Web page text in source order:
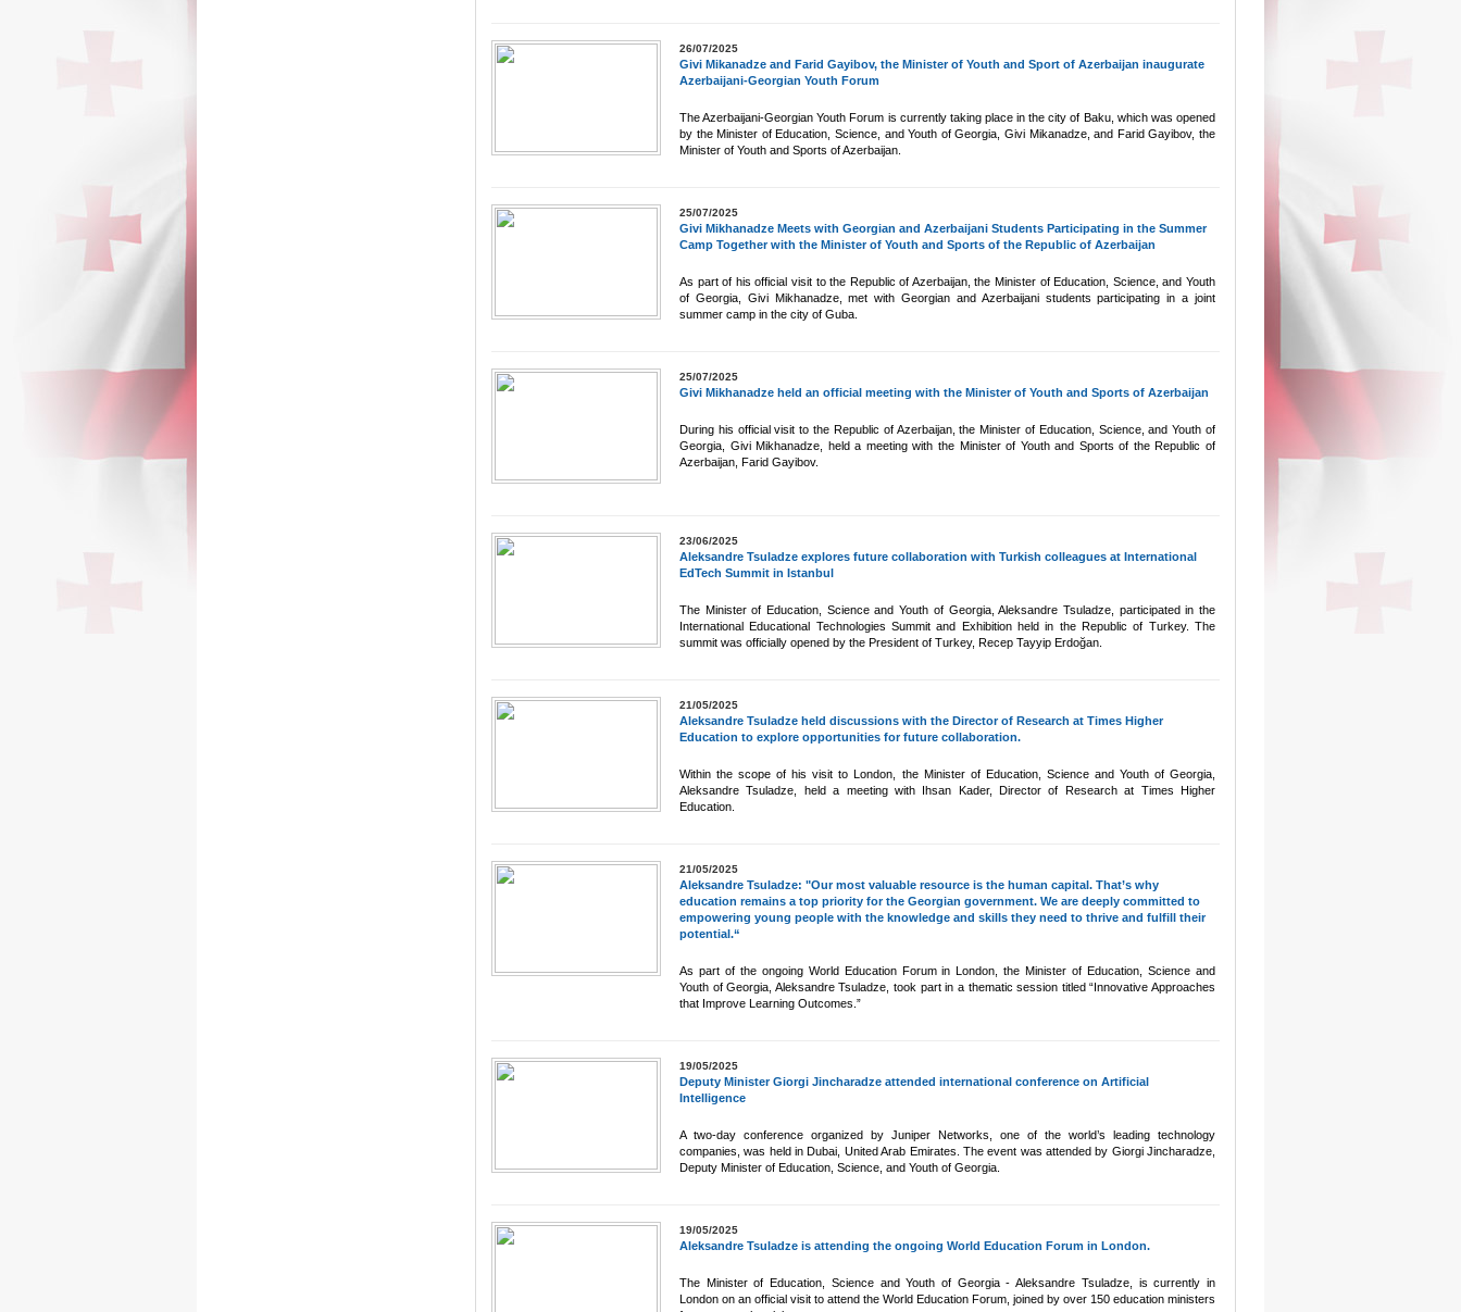
26/07/2025
Givi Mikanadze and Farid Gayibov, the Minister of Youth and Sport of Azerbaijan inaugurate
Azerbaijani-Georgian Youth Forum
The Azerbaijani-Georgian Youth Forum is currently taking place in the city of Baku, which was opened
by the Minister of Education, Science, and Youth of Georgia, Givi Mikanadze, and Farid Gayibov, the
Minister of Youth and Sports of Azerbaijan.
25/07/2025
Givi Mikhanadze Meets with Georgian and Azerbaijani Students Participating in the Summer
Camp Together with the Minister of Youth and Sports of the Republic of Azerbaijan
As part of his official visit to the Republic of Azerbaijan, the Minister of Education, Science, and Youth
of Georgia, Givi Mikhanadze, met with Georgian and Azerbaijani students participating in a joint
summer camp in the city of Guba.
25/07/2025
Givi Mikhanadze held an official meeting with the Minister of Youth and Sports of Azerbaijan
During his official visit to the Republic of Azerbaijan, the Minister of Education, Science, and Youth of
Georgia, Givi Mikhanadze, held a meeting with the Minister of Youth and Sports of the Republic of
Azerbaijan, Farid Gayibov.
23/06/2025
Aleksandre Tsuladze explores future collaboration with Turkish colleagues at International
EdTech Summit in Istanbul
The Minister of Education, Science and Youth of Georgia, Aleksandre Tsuladze, participated in the
International Educational Technologies Summit and Exhibition held in the Republic of Turkey. The
summit was officially opened by the President of Turkey, Recep Tayyip Erdoğan.
21/05/2025
Aleksandre Tsuladze held discussions with the Director of Research at Times Higher
Education to explore opportunities for future collaboration.
Within the scope of his visit to London, the Minister of Education, Science and Youth of Georgia,
Aleksandre Tsuladze, held a meeting with Ihsan Kader, Director of Research at Times Higher
Education.
21/05/2025
Aleksandre Tsuladze: "Our most valuable resource is the human capital. That’s why
education remains a top priority for the Georgian government. We are deeply committed to
empowering young people with the knowledge and skills they need to thrive and fulfill their
potential.“
As part of the ongoing World Education Forum in London, the Minister of Education, Science and
Youth of Georgia, Aleksandre Tsuladze, took part in a thematic session titled “Innovative Approaches
that Improve Learning Outcomes.”
19/05/2025
Deputy Minister Giorgi Jincharadze attended international conference on Artificial
Intelligence
A two-day conference organized by Juniper Networks, one of the world’s leading technology
companies, was held in Dubai, United Arab Emirates. The event was attended by Giorgi Jincharadze,
Deputy Minister of Education, Science, and Youth of Georgia.
19/05/2025
Aleksandre Tsuladze is attending the ongoing World Education Forum in London.
The Minister of Education, Science and Youth of Georgia - Aleksandre Tsuladze, is currently in
London on an official visit to attend the World Education Forum, joined by over 150 education ministers